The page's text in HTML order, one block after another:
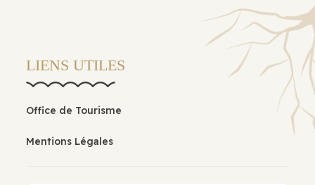
LIENS UTILES
Office de Tourisme
Mentions Légales